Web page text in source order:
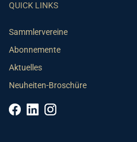
QUICK LINKS
Sammlervereine
Abonnemente
Aktuelles
Neuheiten-Broschüre